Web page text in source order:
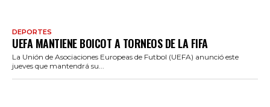
DEPORTES
UEFA MANTIENE BOICOT A TORNEOS DE LA FIFA
La Unión de Asociaciones Europeas de Futbol (UEFA) anunció este
jueves que mantendrá su...